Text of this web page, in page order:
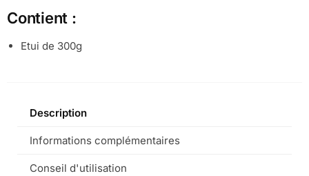
Contient :
Etui de 300g
Description
Informations complémentaires
Conseil d'utilisation